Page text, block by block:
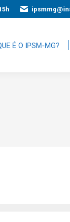
É O IPSM-MG?